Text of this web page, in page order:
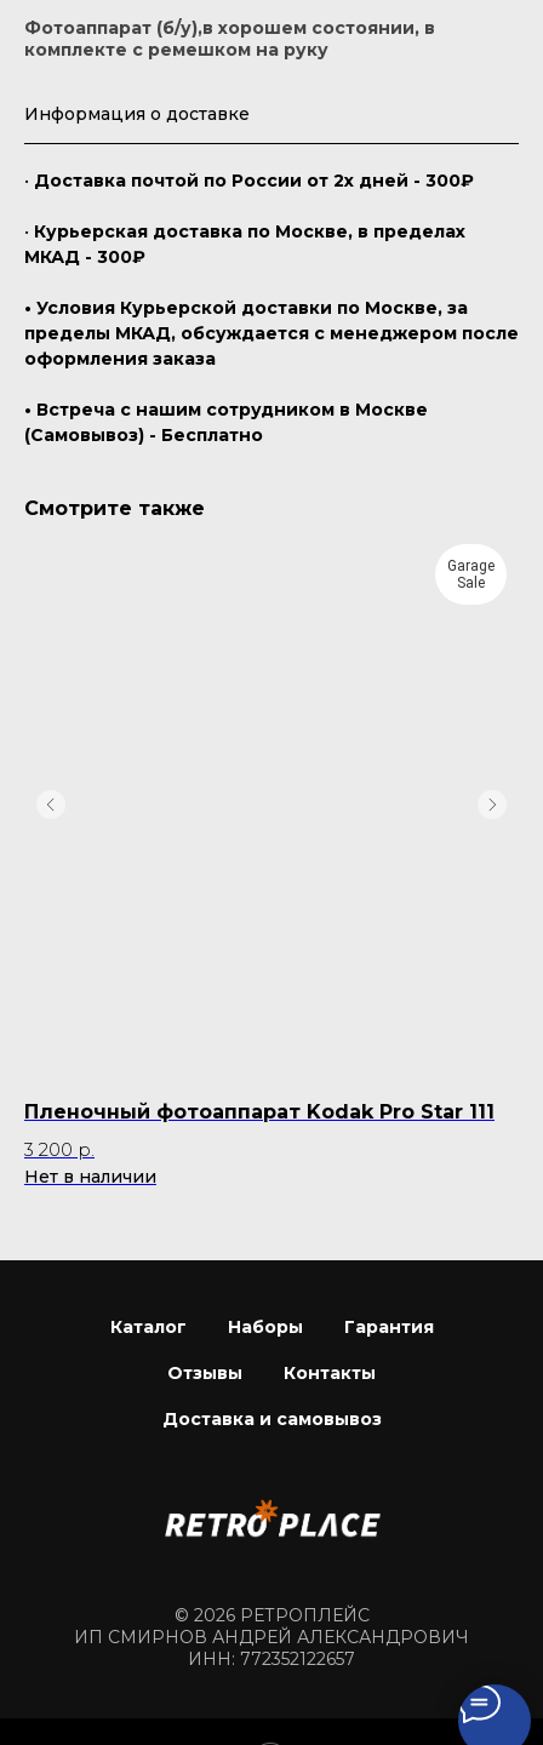
Фотоаппарат (б/у),в хорошем состоянии, в
комплекте с ремешком на руку
Информация о доставке
• Доставка почтой по России от 2х дней - 300₽
• Курьерская доставка по Москве, в пределах
МКАД - 300₽
• Условия Курьерской доставки по Москве, за
пределы МКАД, обсуждается с менеджером после
оформления заказа
• Встреча с нашим сотрудником в Москве
(Самовывоз) - Бесплатно
Смотрите также
Garage
Sale
Пленочный фотоаппарат Kodak Pro Star 111
3 200 р.
Нет в наличии
Каталог Наборы Гарантия
Отзывы Контакты
Доставка и самовывоз
© 2026 РЕТРОПЛЕЙС
ИП СМИРНОВ АНДРЕЙ АЛЕКСАНДРОВИЧ
ИНН: 772352122657